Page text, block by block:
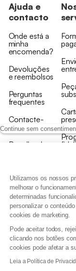
Continue sem
Utilizamos os nossos
melhorar o
determinadas
personalizar o
cookies de marketing.
Pode aceitar todos,
clicando nos botões
cookies pode afetar a
Leia a Política de
Ajuda e
contacto
Onde está a
minha
encomenda?
Devoluções
e reembolsos
Perguntas
frequentes
Contacte-
nos
Recolha de
Termos e
Gestão de
Termos e